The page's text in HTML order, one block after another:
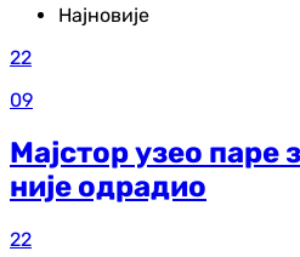
Најновије
22
09
Мајстор узео паре
није одрадио
22